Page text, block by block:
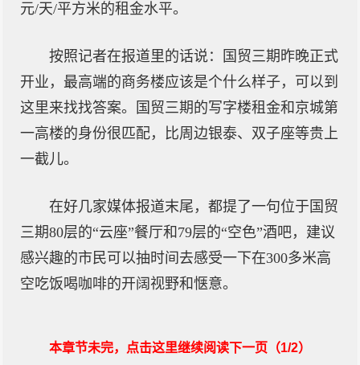
元/天/平方米的租金水平。
按照记者在报道里的话说：国贸三期昨晚正式
开业，最高端的商务楼应该是个什么样子，可以到
这里来找找答案。国贸三期的写字楼租金和京城第
一高楼的身份很匹配，比周边银泰、双子座等贵上
一截儿。
在好几家媒体报道末尾，都提了一句位于国贸
三期80层的“云座”餐厅和79层的“空色”酒吧，建议
感兴趣的市民可以抽时间去感受一下在300多米高
空吃饭喝咖啡的开阔视野和惬意。
本章节未完，点击这里继续阅读下一页（1/2）